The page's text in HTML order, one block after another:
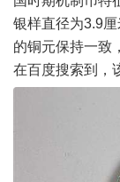
银样直径为3.9
的铜元保持一致
在百度搜索到，